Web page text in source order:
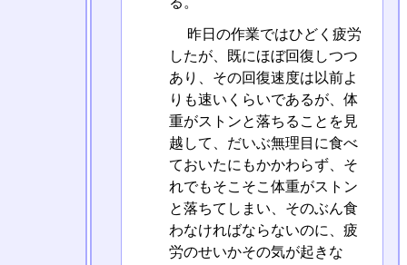
昨日の作業ではひどく疲労
したが、既にほぼ回復しつつ
あり、その回復速度は以前よ
りも速いくらいであるが、体
重がストンと落ちることを見
越して、だいぶ無理目に食べ
ておいたにもかかわらず、そ
れでもそこそこ体重がストン
と落ちてしまい、そのぶん食
わなければならないのに、疲
労のせいかその気が起きな